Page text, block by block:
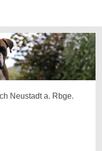
Neustadt a. Rbge.